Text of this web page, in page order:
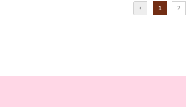
1 2